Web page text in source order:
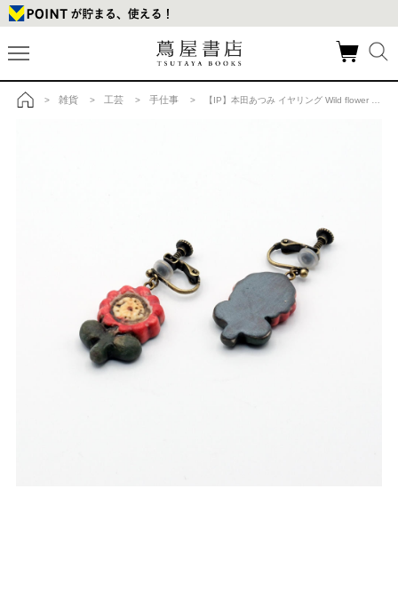
> 雑貨 > 工芸 > 手仕事 > 【IP】本田あつみ イヤリング Wild flower s/sの商品詳細